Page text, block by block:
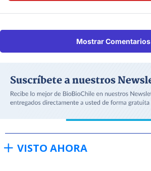
Mostrar Comentarios
VISTO AHORA